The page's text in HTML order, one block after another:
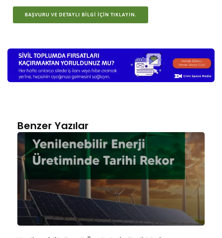
BAŞVURU VE DETAYLI BILGI IÇIN TIKLAYIN.
Benzer Yazılar